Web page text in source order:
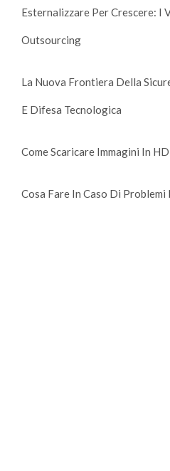
Esternalizzare Per Crescere: I
Outsourcing
La Nuova Frontiera Della
E Difesa Tecnologica
Come Scaricare Immagini In
Cosa Fare In Caso Di Problemi